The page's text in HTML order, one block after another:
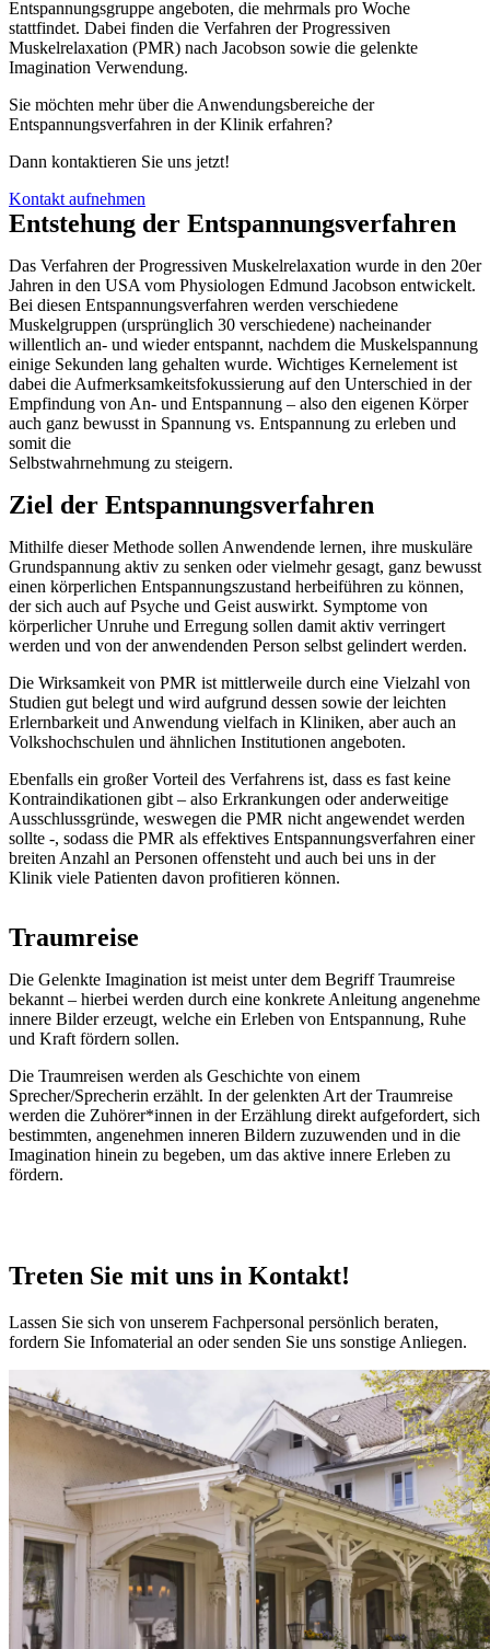
Entspannungsgruppe angeboten, die mehrmals pro Woche
stattfindet. Dabei finden die Verfahren der Progressiven
Muskelrelaxation (PMR) nach Jacobson sowie die gelenkte
Imagination Verwendung.
Sie möchten mehr über die Anwendungsbereiche der
Entspannungsverfahren in der Klinik erfahren?
Dann kontaktieren Sie uns jetzt!
Kontakt aufnehmen
Entstehung der Entspannungsverfahren
Das Verfahren der Progressiven Muskelrelaxation wurde in den 20er
Jahren in den USA vom Physiologen Edmund Jacobson entwickelt.
Bei diesen Entspannungsverfahren werden verschiedene
Muskelgruppen (ursprünglich 30 verschiedene) nacheinander
willentlich an- und wieder entspannt, nachdem die Muskelspannung
einige Sekunden lang gehalten wurde. Wichtiges Kernelement ist
dabei die Aufmerksamkeitsfokussierung auf den Unterschied in der
Empfindung von An- und Entspannung – also den eigenen Körper
auch ganz bewusst in Spannung vs. Entspannung zu erleben und
somit die
Selbstwahrnehmung zu steigern.
Ziel der Entspannungsverfahren
Mithilfe dieser Methode sollen Anwendende lernen, ihre muskuläre
Grundspannung aktiv zu senken oder vielmehr gesagt, ganz bewusst
einen körperlichen Entspannungszustand herbeiführen zu können,
der sich auch auf Psyche und Geist auswirkt. Symptome von
körperlicher Unruhe und Erregung sollen damit aktiv verringert
werden und von der anwendenden Person selbst gelindert werden.
Die Wirksamkeit von PMR ist mittlerweile durch eine Vielzahl von
Studien gut belegt und wird aufgrund dessen sowie der leichten
Erlernbarkeit und Anwendung vielfach in Kliniken, aber auch an
Volkshochschulen und ähnlichen Institutionen angeboten.
Ebenfalls ein großer Vorteil des Verfahrens ist, dass es fast keine
Kontraindikationen gibt – also Erkrankungen oder anderweitige
Ausschlussgründe, weswegen die PMR nicht angewendet werden
sollte -, sodass die PMR als effektives Entspannungsverfahren einer
breiten Anzahl an Personen offensteht und auch bei uns in der
Klinik viele Patienten davon profitieren können.
Traumreise
Die Gelenkte Imagination ist meist unter dem Begriff Traumreise
bekannt – hierbei werden durch eine konkrete Anleitung angenehme
innere Bilder erzeugt, welche ein Erleben von Entspannung, Ruhe
und Kraft fördern sollen.
Die Traumreisen werden als Geschichte von einem
Sprecher/Sprecherin erzählt. In der gelenkten Art der Traumreise
werden die Zuhörer*innen in der Erzählung direkt aufgefordert, sich
bestimmten, angenehmen inneren Bildern zuzuwenden und in die
Imagination hinein zu begeben, um das aktive innere Erleben zu
fördern.
Treten Sie mit uns in Kontakt!
Lassen Sie sich von unserem Fachpersonal persönlich beraten,
fordern Sie Infomaterial an oder senden Sie uns sonstige Anliegen.